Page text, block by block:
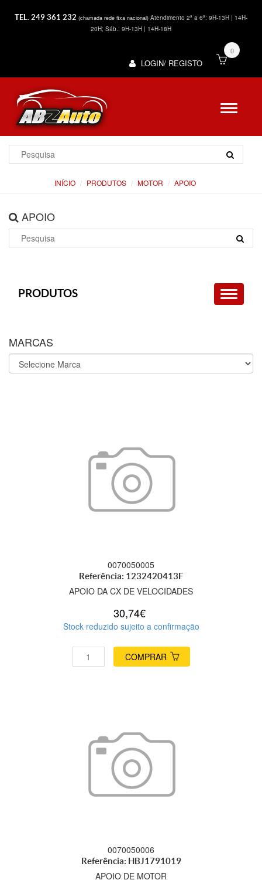
TEL. 249 361 232 (chamada rede fixa nacional) Atendimento 2ª a 6ª: 9H-13H | 14H-
20H; Sáb.: 9H-13H | 14H-18H
LOGIN/ REGISTO
0
INÍCIO PRODUTOS MOTOR APOIO
APOIO
PRODUTOS
MARCAS
0070050005
Referência: 1232420413F
APOIO DA CX DE VELOCIDADES
30,74€
Stock reduzido sujeito a confirmação
COMPRAR
0070050006
Referência: HBJ1791019
APOIO DE MOTOR